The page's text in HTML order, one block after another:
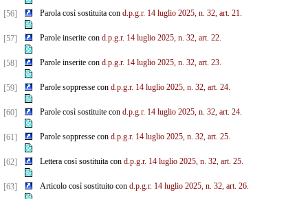
[56] Parola così sostituita con d.p.g.r. 14 luglio 2025, n. 32, art. 21.
[57] Parole inserite con d.p.g.r. 14 luglio 2025, n. 32, art. 22.
[58] Parole inserite con d.p.g.r. 14 luglio 2025, n. 32, art. 23.
[59] Parole soppresse con d.p.g.r. 14 luglio 2025, n. 32, art. 24.
[60] Parole così sostituite con d.p.g.r. 14 luglio 2025, n. 32, art. 24.
[61] Parole soppresse con d.p.g.r. 14 luglio 2025, n. 32, art. 25.
[62] Lettera così sostituita con d.p.g.r. 14 luglio 2025, n. 32, art. 25.
[63] Articolo così sostituito con d.p.g.r. 14 luglio 2025, n. 32, art. 26.